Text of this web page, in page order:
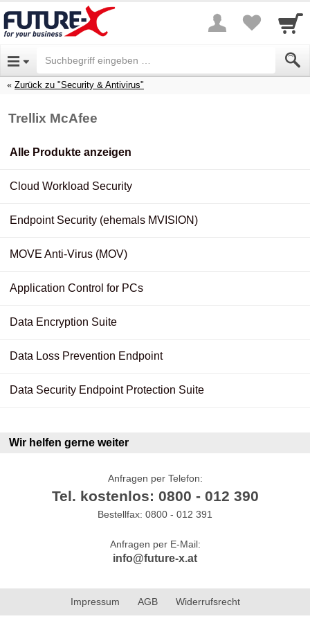
Zurück zu "Security & Antivirus"
Trellix McAfee
Alle Produkte anzeigen
Cloud Workload Security
Endpoint Security (ehemals MVISION)
MOVE Anti-Virus (MOV)
Application Control for PCs
Data Encryption Suite
Data Loss Prevention Endpoint
Data Security Endpoint Protection Suite
Wir helfen gerne weiter
Anfragen per Telefon:
Tel. kostenlos: 0800 - 012 390
Bestellfax: 0800 - 012 391
Anfragen per E-Mail:
info@future-x.at
Impressum AGB Widerrufsrecht